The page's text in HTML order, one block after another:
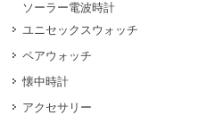
ソーラー電波時計
ユニセックスウォッチ
ペアウォッチ
懐中時計
アクセサリー